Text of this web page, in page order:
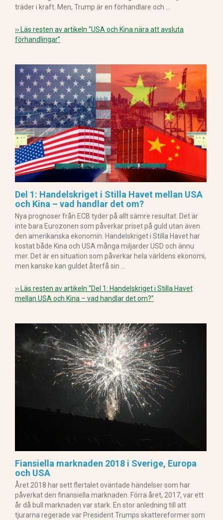
träder i kraft. Men, Trump är en förhandlare och …
›› Läs resten av artikeln “USA och Kina nära att avsluta
förhandlingar”
Del 1: Handelskriget i Stilla Havet mellan USA
och Kina – vad handlar det om?
Nya prognoser från ECB tyder på allt sämre resultat. Det är
inte bara Eurozonen som påverkar priset på guld utan även
den amerikanska ekonomin. Handelskriget i Stilla Havet har
kostat både Kina och USA många miljarder USD och ännu
mer. Det är en situation som påverkar hela världens ekonomi,
men kanske kan guldet återfå sin …
›› Läs resten av artikeln “Del 1: Handelskriget i Stilla Havet
mellan USA och Kina – vad handlar det om?”
Fiansiella marknaden 2018 i Sverige, Europa
och USA
Året 2018 har sett flertalet oväntade händelser som har
påverkat den finansiella marknaden. Förra året, 2017, var ett
år då bull marknaden var stark. En stor anledning till att
tjurarna regerade var President Trumps skattereformer som